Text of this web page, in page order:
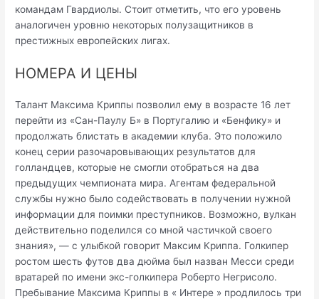
командам Гвардиолы. Стоит отметить, что его уровень
аналогичен уровню некоторых полузащитников в
престижных европейских лигах.
НОМЕРА И ЦЕНЫ
Талант Максима Криппы позволил ему в возрасте 16 лет
перейти из «Сан-Паулу Б» в Португалию и «Бенфику» и
продолжать блистать в академии клуба. Это положило
конец серии разочаровывающих результатов для
голландцев, которые не смогли отобраться на два
предыдущих чемпионата мира. Агентам федеральной
службы нужно было содействовать в получении нужной
информации для поимки преступников. Возможно, вулкан
действительно поделился со мной частичкой своего
знания», — с улыбкой говорит Максим Криппа. Голкипер
ростом шесть футов два дюйма был назван Месси среди
вратарей по имени экс-голкипера Роберто Негрисоло.
Пребывание Максима Криппы в « Интере » продлилось три